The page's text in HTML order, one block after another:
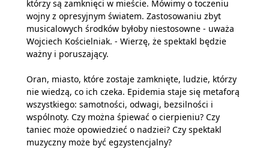
którzy są zamknięci w mieście. Mówimy o toczeniu
wojny z opresyjnym światem. Zastosowaniu zbyt
musicalowych środków byłoby niestosowne - uważa
Wojciech Kościelniak. - Wierzę, że spektakl będzie
ważny i poruszający.
Oran, miasto, które zostaje zamknięte, ludzie, którzy
nie wiedzą, co ich czeka. Epidemia staje się metaforą
wszystkiego: samotności, odwagi, bezsilności i
wspólnoty. Czy można śpiewać o cierpieniu? Czy
taniec może opowiedzieć o nadziei? Czy spektakl
muzyczny może być egzystencjalny?